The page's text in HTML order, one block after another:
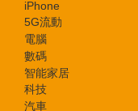
iPhone
5G流動
電腦
數碼
智能家居
科技
汽車